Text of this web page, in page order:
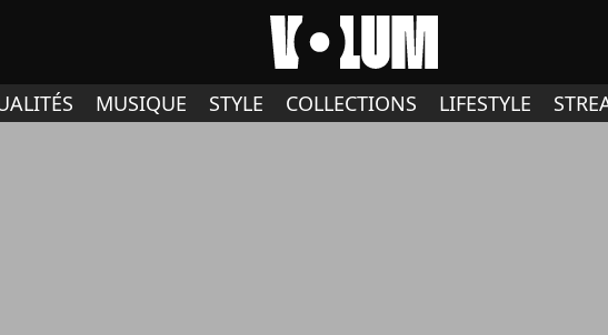
MUSIQUE STYLE COLLECTIONS LIFESTYLE